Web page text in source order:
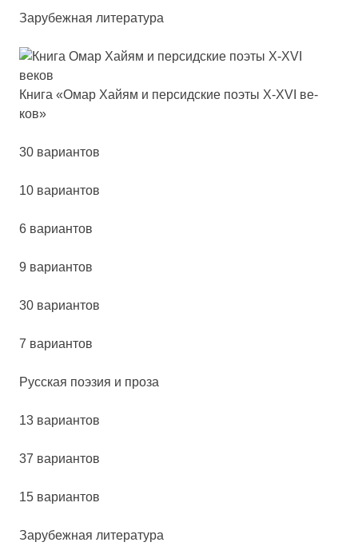
Зарубежная литература
Кни­га «Омар Хай­ям и пер­сид­ские по­эты X-XVI ве­
ков»
30 вариантов
10 вариантов
6 вариантов
9 вариантов
30 вариантов
7 вариантов
Рус­ская по­эзия и про­за
13 вариантов
37 вариантов
15 вариантов
Зару­беж­ная ли­те­ра­ту­ра